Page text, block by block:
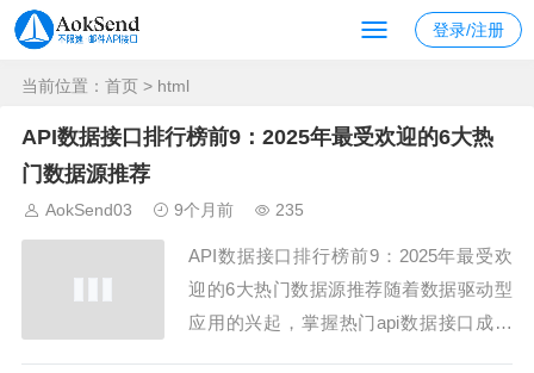
登录/注册
当前位置： 首页 > html
API数据接口排行榜前9：2025年最受欢迎的6大热
门数据源推荐
AokSend03 9个月前 235
API数据接口排行榜前9：2025年最受欢
迎的6大热门数据源推荐随着数据驱动型
应用的兴起，掌握热门api数据接口成为